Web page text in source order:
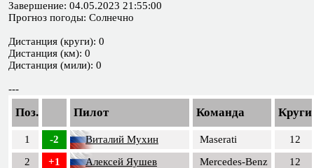
Завершение: 04.05.2023 21:55:00
Прогноз погоды: Солнечно
Дистанция (круги): 0
Дистанция (км): 0
Дистанция (мили): 0
---
Поз. Пилот Команда Круги
1 -2 Виталий Мухин Maserati
12
2
+1 Алексей Яушев Mercedes-Benz
12